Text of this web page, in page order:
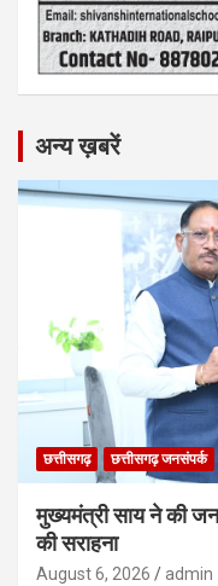
अन्य ख़बरें
छत्तीसगढ़ छत्तीसगढ़ जनसंपर्क
मुख्यमंत्री साय ने की
की सराहना
August 6, 2026 admin